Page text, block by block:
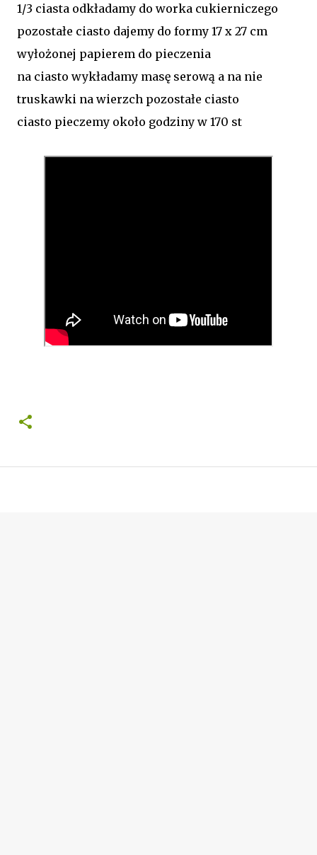
1/3 ciasta odkładamy do worka cukierniczego
pozostałe ciasto dajemy do formy 17 x 27 cm
wyłożonej papierem do pieczenia
na ciasto wykładamy masę serową a na nie
truskawki na wierzch pozostałe ciasto
ciasto pieczemy około godziny w 170 st